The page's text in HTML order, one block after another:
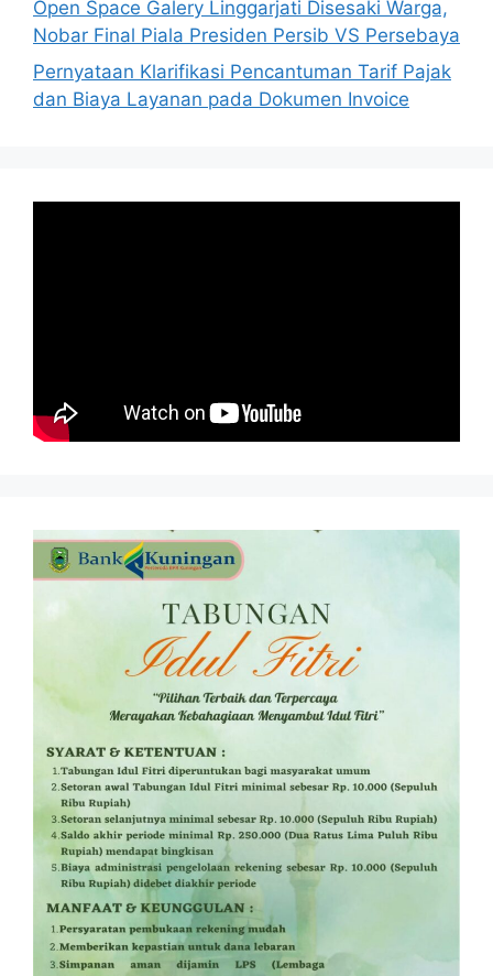
Open Space Galery Linggarjati Disesaki Warga,
Nobar Final Piala Presiden Persib VS Persebaya
Pernyataan Klarifikasi Pencantuman Tarif Pajak
dan Biaya Layanan pada Dokumen Invoice